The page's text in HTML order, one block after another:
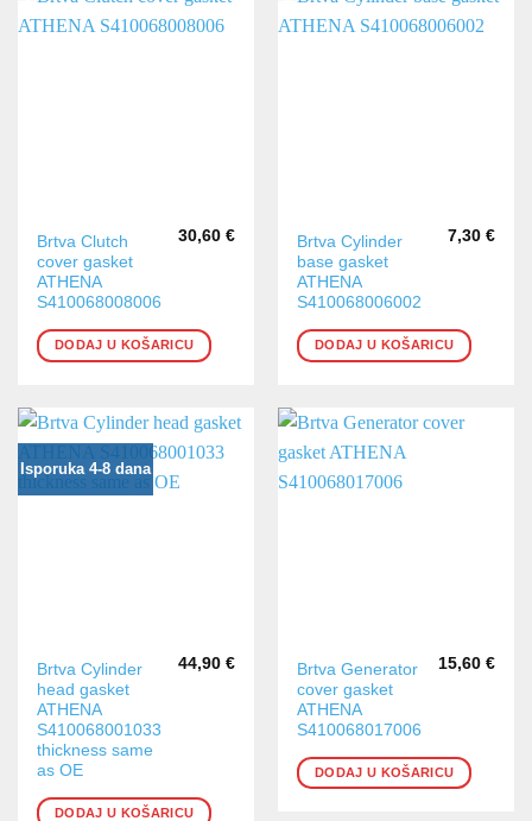
Brtva Clutch
cover gasket
ATHENA
S410068008006
30,60 €
DODAJ U KOŠARICU
Brtva Cylinder
base gasket
ATHENA
S410068006002
7,30 €
DODAJ U KOŠARICU
Isporuka 4-8 dana
Brtva Cylinder
head gasket
ATHENA
S410068001033
thickness same
as OE
44,90 €
DODAJ U KOŠARICU
Brtva Generator
cover gasket
ATHENA
S410068017006
15,60 €
DODAJ U KOŠARICU